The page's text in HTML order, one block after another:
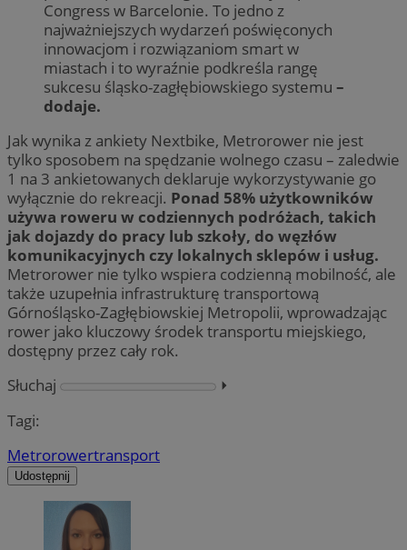
Congress w Barcelonie. To jedno z
najważniejszych wydarzeń poświęconych
innowacjom i rozwiązaniom smart w
miastach i to wyraźnie podkreśla rangę
sukcesu śląsko-zagłębiowskiego systemu –
dodaje.
Jak wynika z ankiety Nextbike, Metrorower nie jest
tylko sposobem na spędzanie wolnego czasu – zaledwie
1 na 3 ankietowanych deklaruje wykorzystywanie go
wyłącznie do rekreacji. Ponad 58% użytkowników
używa roweru w codziennych podróżach, takich
jak dojazdy do pracy lub szkoły, do węzłów
komunikacyjnych czy lokalnych sklepów i usług.
Metrorower nie tylko wspiera codzienną mobilność, ale
także uzupełnia infrastrukturę transportową
Górnośląsko-Zagłębiowskiej Metropolii, wprowadzając
rower jako kluczowy środek transportu miejskiego,
dostępny przez cały rok.
Słuchaj
⏵︎
Tagi:
Metrorowertransport
Udostępnij